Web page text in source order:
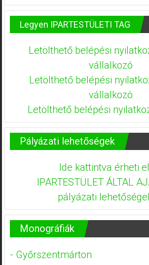
Legyen IPARTESTÜLETI TAG
Letölthető belépési
vállalkozó
Letölthető belépési
vállalkozó
Letölthető belépési
Pályázati lehetőségek
Ide kattintva érheti
IPARTESTÜLET ÁLTAL
pályázati
Monográfiák
- Győrszentmárton